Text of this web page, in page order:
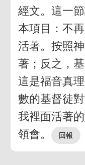
經文。這一
本項目：不
活著。按照
著；反之，
這是福音真
數的基督徒
我裡面活著
領會。